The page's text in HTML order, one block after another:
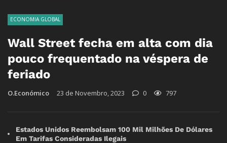
ECONOMIA GLOBAL
Wall Street fecha em alta com dia
pouco frequentado na véspera de
feriado
O.Económico 23 de Novembro, 2023 0 797
Estados Unidos Reembolsam 100 Mil Milhões De Dólares
Em Tarifas Consideradas Ilegais